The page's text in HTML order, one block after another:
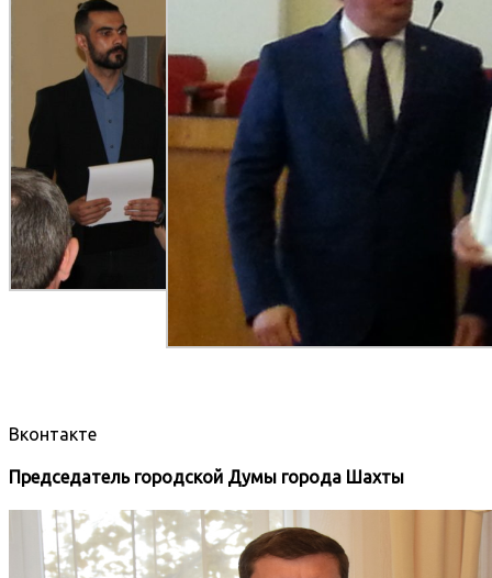
Вконтакте
Председатель городской Думы города Шахты